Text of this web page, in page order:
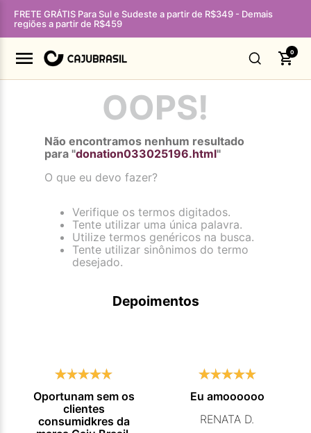
FRETE GRÁTIS Para Sul e Sudeste a partir de R$349 - Demais
regiões a partir de R$459
0
OOPS!
Não encontramos nenhum resultado
para "donation033025196.html"
O que eu devo fazer?
Verifique os termos digitados.
Tente utilizar uma única palavra.
Utilize termos genéricos na busca.
Tente utilizar sinônimos do termo
desejado.
Depoimentos
Oportunam sem os
clientes
consumidkres da
Eu amoooooo
RENATA D.